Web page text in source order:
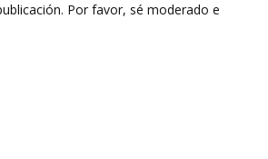
Por favor, sé moderado e